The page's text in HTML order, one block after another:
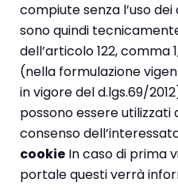
compiute senza l’uso
sono quindi
dell’articolo 122, comma
(nella formulazione
in vigore del d.lgs.69/
possono essere utilizzati
consenso
cookie In caso di prima
portale questi verrà